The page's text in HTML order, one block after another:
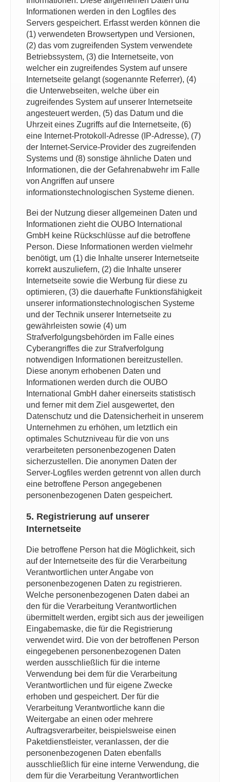
Informationen werden in den Logfiles des
Servers gespeichert. Erfasst werden können die
(1) verwendeten Browsertypen und Versionen,
(2) das vom zugreifenden System verwendete
Betriebssystem, (3) die Internetseite, von
welcher ein zugreifendes System auf unsere
Internetseite gelangt (sogenannte Referrer), (4)
die Unterwebseiten, welche über ein
zugreifendes System auf unserer Internetseite
angesteuert werden, (5) das Datum und die
Uhrzeit eines Zugriffs auf die Internetseite, (6)
eine Internet-Protokoll-Adresse (IP-Adresse), (7)
der Internet-Service-Provider des zugreifenden
Systems und (8) sonstige ähnliche Daten und
Informationen, die der Gefahrenabwehr im Falle
von Angriffen auf unsere
informationstechnologischen Systeme dienen.
Bei der Nutzung dieser allgemeinen Daten und
Informationen zieht die OUBO International
GmbH keine Rückschlüsse auf die betroffene
Person. Diese Informationen werden vielmehr
benötigt, um (1) die Inhalte unserer Internetseite
korrekt auszuliefern, (2) die Inhalte unserer
Internetseite sowie die Werbung für diese zu
optimieren, (3) die dauerhafte Funktionsfähigkeit
unserer informationstechnologischen Systeme
und der Technik unserer Internetseite zu
gewährleisten sowie (4) um
Strafverfolgungsbehörden im Falle eines
Cyberangriffes die zur Strafverfolgung
notwendigen Informationen bereitzustellen.
Diese anonym erhobenen Daten und
Informationen werden durch die OUBO
International GmbH daher einerseits statistisch
und ferner mit dem Ziel ausgewertet, den
Datenschutz und die Datensicherheit in unserem
Unternehmen zu erhöhen, um letztlich ein
optimales Schutzniveau für die von uns
verarbeiteten personenbezogenen Daten
sicherzustellen. Die anonymen Daten der
Server-Logfiles werden getrennt von allen durch
eine betroffene Person angegebenen
personenbezogenen Daten gespeichert.
5. Registrierung auf unserer
Internetseite
Die betroffene Person hat die Möglichkeit, sich
auf der Internetseite des für die Verarbeitung
Verantwortlichen unter Angabe von
personenbezogenen Daten zu registrieren.
Welche personenbezogenen Daten dabei an
den für die Verarbeitung Verantwortlichen
übermittelt werden, ergibt sich aus der jeweiligen
Eingabemaske, die für die Registrierung
verwendet wird. Die von der betroffenen Person
eingegebenen personenbezogenen Daten
werden ausschließlich für die interne
Verwendung bei dem für die Verarbeitung
Verantwortlichen und für eigene Zwecke
erhoben und gespeichert. Der für die
Verarbeitung Verantwortliche kann die
Weitergabe an einen oder mehrere
Auftragsverarbeiter, beispielsweise einen
Paketdienstleister, veranlassen, der die
personenbezogenen Daten ebenfalls
ausschließlich für eine interne Verwendung, die
dem für die Verarbeitung Verantwortlichen